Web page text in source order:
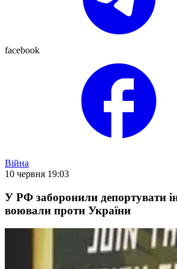
facebook
Війна
10 червня 19:03
У РФ заборонили депортувати
воювали проти України